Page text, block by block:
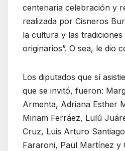
centenaria celebración y
realizada por Cisneros
la cultura y las
originarios”. O sea, le dio
Los diputados que sí
que se invitó, fueron:
Armenta, Adriana Esther
Miriam Ferráez, Lulú
Cruz, Luis Arturo
Fararoni, Paul Martínez y